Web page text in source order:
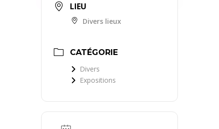
LIEU
Divers lieux
CATÉGORIE
Divers
Expositions